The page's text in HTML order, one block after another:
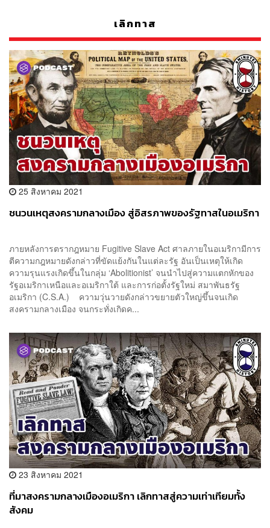
เลิกทาส
25 สิงหาคม 2021
ชนวนเหตุสงครามกลางเมือง สู่อิสรภาพของรัฐทาสในอเมริกา
ภายหลังการตรากฎหมาย Fugitive Slave Act ศาลภายในอเมริกามีการ
ตีความกฎหมายดังกล่าวที่ขัดแย้งกันในแต่ละรัฐ อันเป็นเหตุให้เกิด
ความรุนแรงเกิดขึ้นในกลุ่ม ‘Abolitionist’ จนนำไปสู่ความแตกหักของ
รัฐอเมริกาเหนือและอเมริกาใต้ และการก่อตั้งรัฐใหม่ สมาพันธรัฐ
อเมริกา (C.S.A.) ความวุ่นวายดังกล่าวขยายตัวใหญ่ขึ้นจนเกิด
สงครามกลางเมือง จนกระทั่งเกิดค...
23 สิงหาคม 2021
ที่มาสงครามกลางเมืองอเมริกา เลิกทาสสู่ความเท่าเทียมทั้ง
สังคม